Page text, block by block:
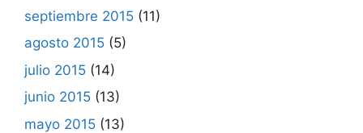
septiembre 2015 (11)
agosto 2015 (5)
julio 2015 (14)
junio 2015 (13)
mayo 2015 (13)